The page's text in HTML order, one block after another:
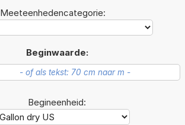
Meeteenhedencategorie:
Beginwaarde:
Begineenheid: